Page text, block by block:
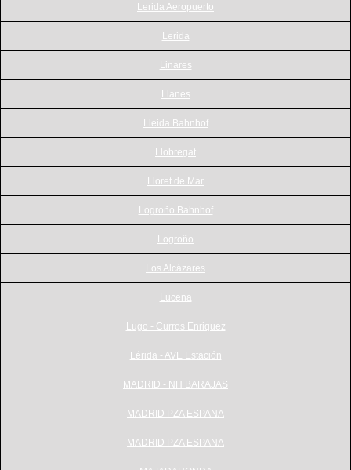
Lerida Aeropuerto
Lerida
Linares
Llanes
Lleida Bahnhof
Llobregat
Lloret de Mar
Logroño Bahnhof
Logroño
Los Alcázares
Lucena
Lugo - Curros Enriquez
Lérida - AVE Estación
MADRID - NH BARAJAS
MADRID PZA ESPANA
MADRID PZA ESPANA